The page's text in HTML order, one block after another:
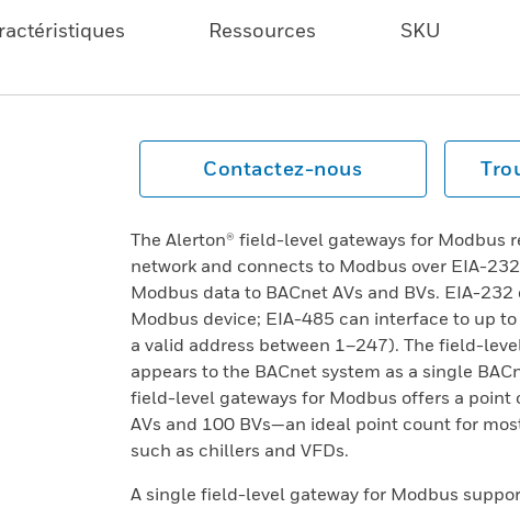
Ressources SKU
Contactez-nous
The Alerton® field-level gateways for Modbus
network and connects to Modbus over EIA-
Modbus data to BACnet AVs and BVs. EIA-
Modbus device; EIA-485 can interface to up
a valid address between 1–247). The field-
appears to the BACnet system as a single
field-level gateways for Modbus offers a point
AVs and 100 BVs—an ideal point count for
such as chillers and VFDs.
A single field-level gateway for Modbus